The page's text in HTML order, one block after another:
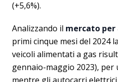
(+5,6%).
Analizzando il mercato
primi cinque mesi del 2024
veicoli alimentati a gas
gennaio-maggio 2023), per